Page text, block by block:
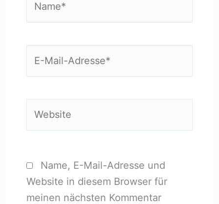
Name, E-Mail-Adresse und
Website in diesem Browser für
meinen nächsten Kommentar